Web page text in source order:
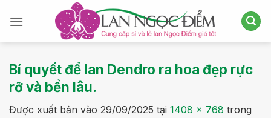
qua
Bí quyết để lan Dendro ra hoa đẹp rực
rỡ và bền lâu.
Được xuất bản vào 29/09/2025 tại 1408 × 768 trong